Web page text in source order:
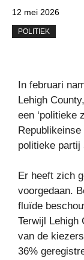
12 mei 2026
POLITIEK
In februari
Lehigh
een ‘politieke
politieke partij
Er heeft zich
voorgedaan.
fluïde
Terwijl Lehigh
van de
36%